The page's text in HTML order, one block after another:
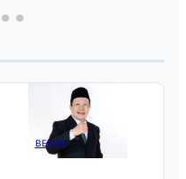
BERITA